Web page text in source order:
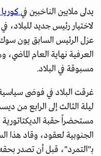
يدلى ملايين الناخبين فيكوريا
لاختيار رئيس جديد للبلاد،
عزل الرئيس السابق يون
العرفية نهاية العام
مسبوقة في البلاد.
غرقت البلاد في فوضى
ليلة الثالث إلى الرابع من
مستحضراً حقبة
الجنوبية لعقود، وقاد هذا
بـ"التمرد"، قبل أن تصدر